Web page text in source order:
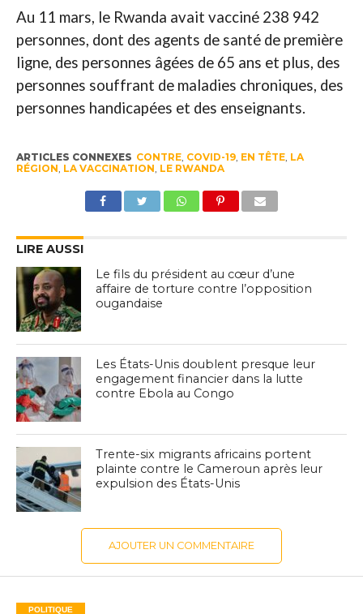
Au 11 mars, le Rwanda avait vacciné 238 942
personnes, dont des agents de santé de première
ligne, des personnes âgées de 65 ans et plus, des
personnes souffrant de maladies chroniques, des
personnes handicapées et des enseignants.
ARTICLES CONNEXES CONTRE, COVID-19, EN TÊTE, LA
RÉGION LA VACCINATION LE RWANDA
LIRE AUSSI
Le fils du président au cœur d’une
affaire de torture contre l’opposition
ougandaise
Les États-Unis doublent presque leur
engagement financier dans la lutte
contre Ebola au Congo
Trente-six migrants africains portent
plainte contre le Cameroun après leur
expulsion des États-Unis
AJOUTER UN COMMENTAIRE
POLITIQUE